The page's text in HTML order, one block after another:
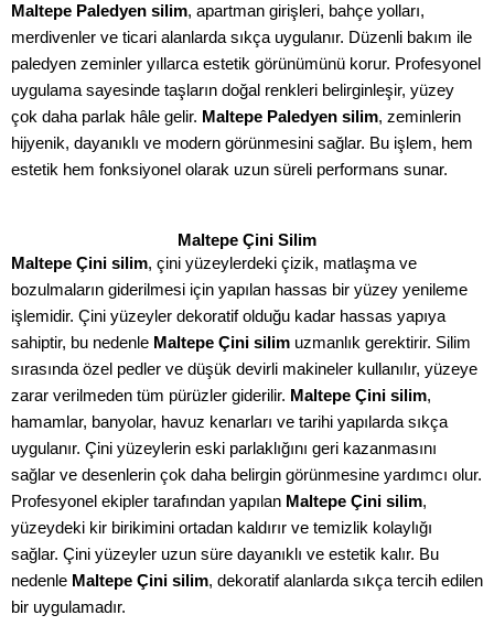
Maltepe Paledyen silim, apartman girişleri, bahçe yolları,
merdivenler ve ticari alanlarda sıkça uygulanır. Düzenli bakım ile
paledyen zeminler yıllarca estetik görünümünü korur. Profesyonel
uygulama sayesinde taşların doğal renkleri belirginleşir, yüzey
çok daha parlak hâle gelir. Maltepe Paledyen silim, zeminlerin
hijyenik, dayanıklı ve modern görünmesini sağlar. Bu işlem, hem
estetik hem fonksiyonel olarak uzun süreli performans sunar.
Maltepe Çini Silim
Maltepe Çini silim, çini yüzeylerdeki çizik, matlaşma ve
bozulmaların giderilmesi için yapılan hassas bir yüzey yenileme
işlemidir. Çini yüzeyler dekoratif olduğu kadar hassas yapıya
sahiptir, bu nedenle Maltepe Çini silim uzmanlık gerektirir. Silim
sırasında özel pedler ve düşük devirli makineler kullanılır, yüzeye
zarar verilmeden tüm pürüzler giderilir. Maltepe Çini silim,
hamamlar, banyolar, havuz kenarları ve tarihi yapılarda sıkça
uygulanır. Çini yüzeylerin eski parlaklığını geri kazanmasını
sağlar ve desenlerin çok daha belirgin görünmesine yardımcı olur.
Profesyonel ekipler tarafından yapılan Maltepe Çini silim,
yüzeydeki kir birikimini ortadan kaldırır ve temizlik kolaylığı
sağlar. Çini yüzeyler uzun süre dayanıklı ve estetik kalır. Bu
nedenle Maltepe Çini silim, dekoratif alanlarda sıkça tercih edilen
bir uygulamadır.